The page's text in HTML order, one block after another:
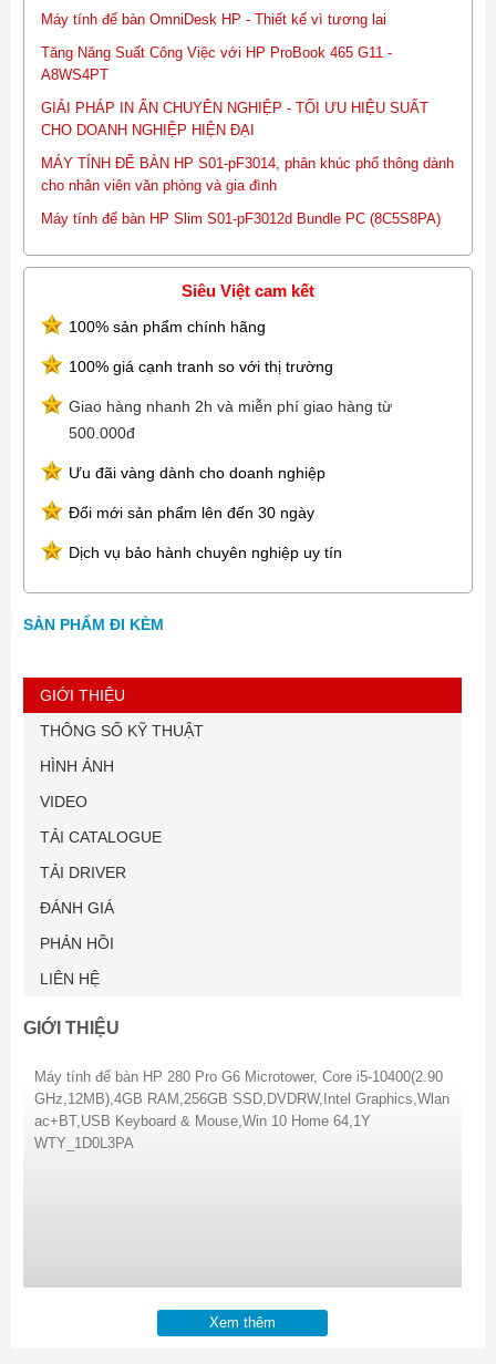
Máy tính để bàn OmniDesk HP - Thiết kế vì tương lai
Tăng Năng Suất Công Việc với HP ProBook 465 G11 -
A8WS4PT
GIẢI PHÁP IN ẤN CHUYÊN NGHIỆP - TỐI ƯU HIỆU SUẤT
CHO DOANH NGHIỆP HIỆN ĐẠI
MÁY TÍNH ĐỂ BÀN HP S01-pF3014, phân khúc phổ thông dành
cho nhân viên văn phòng và gia đình
Máy tính để bàn HP Slim S01-pF3012d Bundle PC (8C5S8PA)
Siêu Việt cam kết
100% sản phẩm chính hãng
100% giá cạnh tranh so với thị trường
Giao hàng nhanh 2h và miễn phí giao hàng từ
500.000đ
Ưu đãi vàng dành cho doanh nghiệp
Đổi mới sản phẩm lên đến 30 ngày
Dịch vụ bảo hành chuyên nghiệp uy tín
SẢN PHẨM ĐI KÈM
GIỚI THIỆU
THÔNG SỐ KỸ THUẬT
HÌNH ẢNH
VIDEO
TẢI CATALOGUE
TẢI DRIVER
ĐÁNH GIÁ
PHẢN HỒI
LIÊN HỆ
GIỚI THIỆU
Máy tính để bàn HP 280 Pro G6 Microtower, Core i5-10400(2.90
GHz,12MB),4GB RAM,256GB SSD,DVDRW,Intel Graphics,Wlan
ac+BT,USB Keyboard & Mouse,Win 10 Home 64,1Y
WTY_1D0L3PA
Xem thêm